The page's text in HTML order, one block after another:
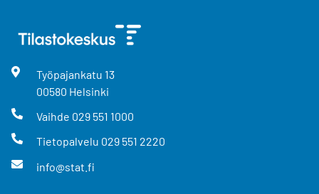
Työpajankatu 13
00580 Helsinki
Vaihde 029 551 1000
Tietopalvelu 029 551 2220
info@stat.fi